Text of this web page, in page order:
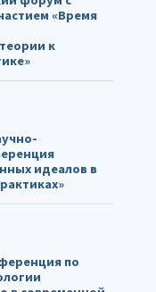
«Время
к
идеалов в
по